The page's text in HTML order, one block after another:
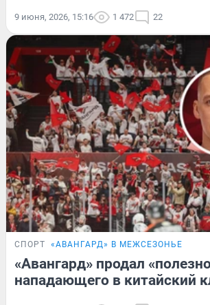
9 июня, 2026, 15:16 1 472 22
СПОРТ «АВАНГАРД» В МЕЖСЕЗОНЬЕ
«Авангард» продал
нападающего в китайский